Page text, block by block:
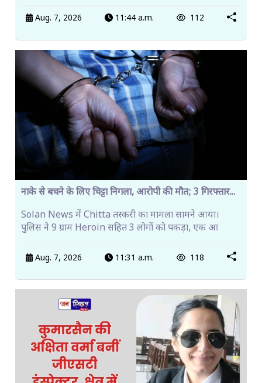
Aug. 7, 2026 11:44 a.m. 112
नाके से बचने के लिए चिट्टा निगला, आरोपी की मौत; 3 गिरफ्तार...
Solan News में Chitta तस्करी का मामला सामने आया।
पुलिस ने 9 ग्राम Heroin सहित 3 लोगों को पकड़ा, एक आ
Aug. 7, 2026 11:31 a.m. 118